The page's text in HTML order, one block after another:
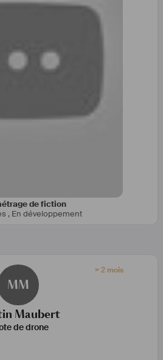
de fiction
, En développement
MM
> 2 mois
Maubert
de drone